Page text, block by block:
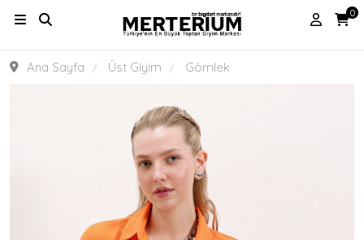
0
Ana Sayfa Üst Giyim Gömlek